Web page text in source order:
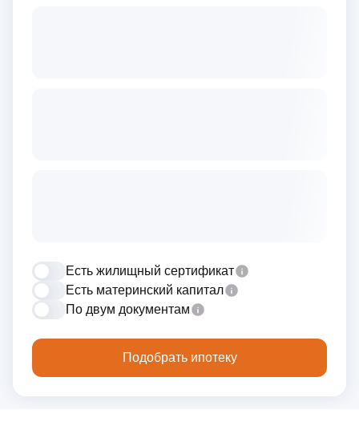
Есть жилищный сертификат
Есть материнский капитал
По двум документам
Подобрать ипотеку